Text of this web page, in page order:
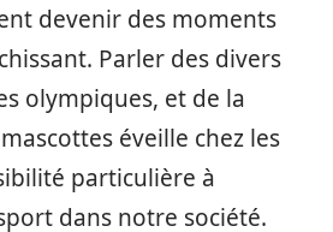
devenir des moments
Parler des divers
olympiques, et de la
éveille chez les
particulière à
dans notre société.